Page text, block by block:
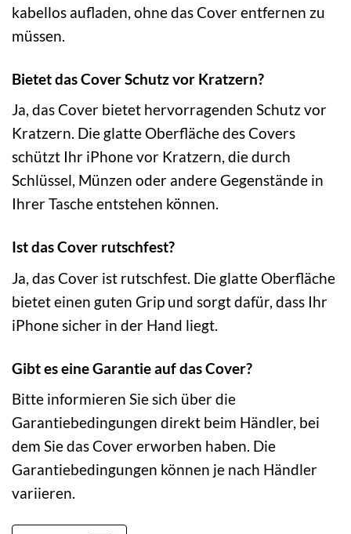
kabellos aufladen, ohne das Cover entfernen zu
müssen.
Bietet das Cover Schutz vor Kratzern?
Ja, das Cover bietet hervorragenden Schutz vor
Kratzern. Die glatte Oberfläche des Covers
schützt Ihr iPhone vor Kratzern, die durch
Schlüssel, Münzen oder andere Gegenstände in
Ihrer Tasche entstehen können.
Ist das Cover rutschfest?
Ja, das Cover ist rutschfest. Die glatte Oberfläche
bietet einen guten Grip und sorgt dafür, dass Ihr
iPhone sicher in der Hand liegt.
Gibt es eine Garantie auf das Cover?
Bitte informieren Sie sich über die
Garantiebedingungen direkt beim Händler, bei
dem Sie das Cover erworben haben. Die
Garantiebedingungen können je nach Händler
variieren.